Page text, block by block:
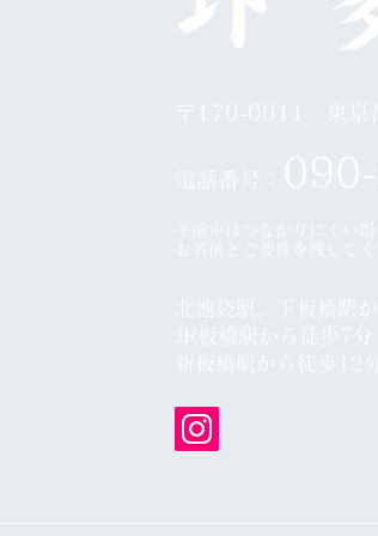
〒170-0011 東京
電話番号： 0
午前中はつながりにくい
お名前とご要件を残して
北池袋駅、下板橋駅
JR板橋駅から徒歩7分
​
新板橋駅から徒歩12